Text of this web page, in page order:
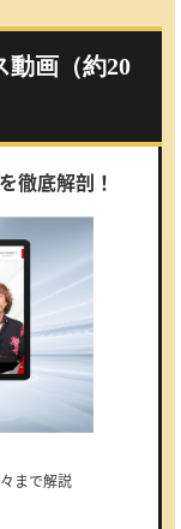
動画（約20
徹底解剖！
まで解説